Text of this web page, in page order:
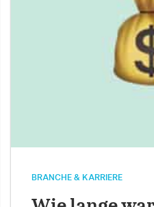
BRANCHE & KARRIERE